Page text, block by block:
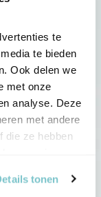
te
te bieden
Ook delen we
met onze
analyse. Deze
met andere
die ze hebben
tonen